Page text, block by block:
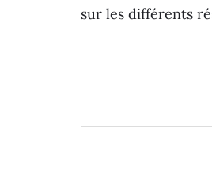
sur les différents